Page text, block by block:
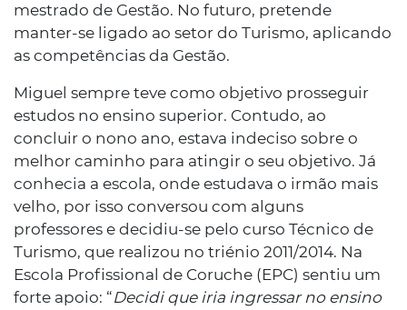
mestrado de Gestão. No futuro, pretende
manter-se ligado ao setor do Turismo, aplicando
as competências da Gestão.
Miguel sempre teve como objetivo prosseguir
estudos no ensino superior. Contudo, ao
concluir o nono ano, estava indeciso sobre o
melhor caminho para atingir o seu objetivo. Já
conhecia a escola, onde estudava o irmão mais
velho, por isso conversou com alguns
professores e decidiu-se pelo curso Técnico de
Turismo, que realizou no triénio 2011/2014. Na
Escola Profissional de Coruche (EPC) sentiu um
forte apoio: “Decidi que iria ingressar no ensino